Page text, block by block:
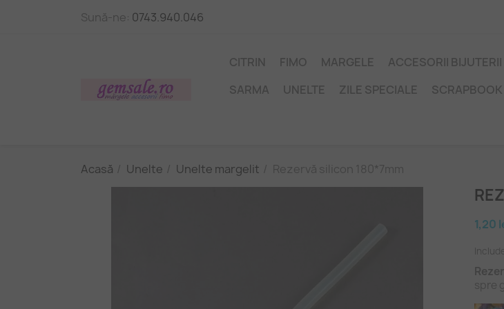
Sună-ne: 0743.940.046
CITRIN FIMO MARGELE ACCESORII BIJUTERII
SARMA
UNELTE ZILE SPECIALE SCRAPBOOK
Acasă Unelte Unelte margelit Rezervă silicon 180*7mm
1,20
spre